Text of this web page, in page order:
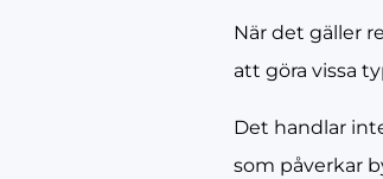
När det gäller
att göra vissa
Det handlar
som påverkar